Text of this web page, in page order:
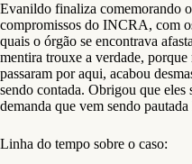
Evanildo finaliza comemorando
compromissos do INCRA, com
quais o órgão se encontrava
mentira trouxe a verdade, porque
passaram por aqui, acabou
sendo contada. Obrigou que eles
demanda que vem sendo
Linha do tempo sobre o caso: